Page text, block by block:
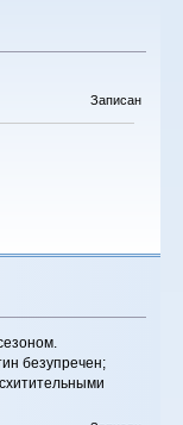
Записан
безупречен;